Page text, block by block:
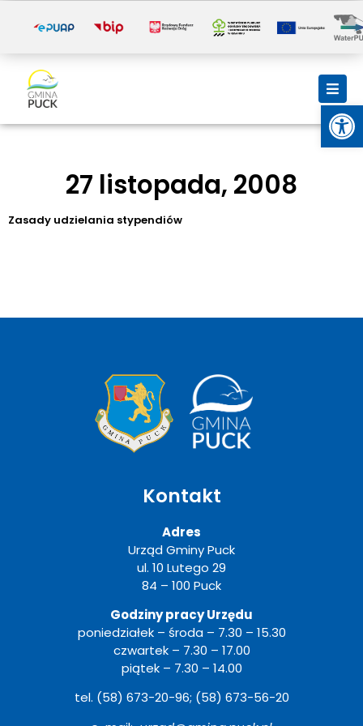
27 listopada, 2008
Zasady udzielania stypendiów
Kontakt
Adres
Urząd Gminy Puck
ul. 10 Lutego 29
84 – 100 Puck
Godziny pracy Urzędu
poniedziałek – środa – 7.30 – 15.30
czwartek – 7.30 – 17.00
piątek – 7.30 – 14.00
tel. (58) 673-20-96; (58) 673-56-20